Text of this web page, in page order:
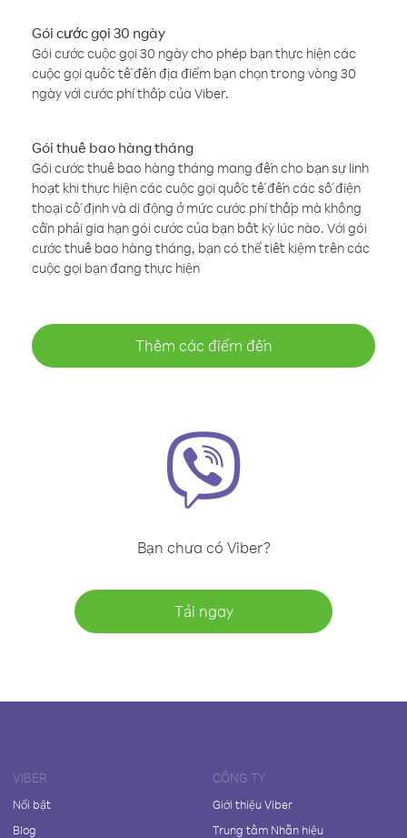
Gói cước gọi 30 ngày
Gói cước cuộc gọi 30 ngày cho phép bạn thực hiện các
cuộc gọi quốc tế đến địa điểm bạn chọn trong vòng 30
ngày với cước phí thấp của Viber.
Gói thuê bao hàng tháng
Gói cước thuê bao hàng tháng mang đến cho bạn sự linh
hoạt khi thực hiện các cuộc gọi quốc tế đến các số điện
thoại cố định và di động ở mức cước phí thấp mà không
cần phải gia hạn gói cước của bạn bất kỳ lúc nào. Với gói
cước thuê bao hàng tháng, bạn có thể tiết kiệm trên các
cuộc gọi bạn đang thực hiện
Thêm các điểm đến
Bạn chưa có Viber?
Tải ngay
VIBER
Nổi bật
Blog
CÔNG TY
Giới thiệu Viber
Trung tâm Nhãn hiệu